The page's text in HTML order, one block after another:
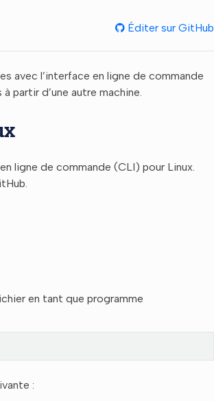
Éditer sur GitHub
avec l’interface en ligne de commande
partir d’une autre machine.
ligne de commande (CLI) pour Linux.
en tant que programme
: